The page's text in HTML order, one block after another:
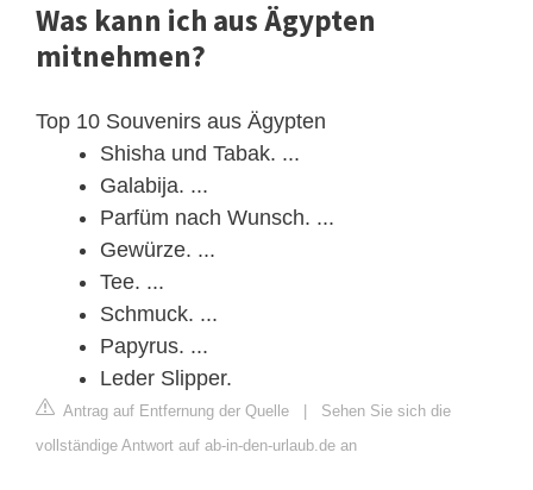
Was kann ich aus Ägypten
mitnehmen?
Top 10 Souvenirs aus Ägypten
Shisha und Tabak. ...
Galabija. ...
Parfüm nach Wunsch. ...
Gewürze. ...
Tee. ...
Schmuck. ...
Papyrus. ...
Leder Slipper.
Antrag auf Entfernung der Quelle
Sehen Sie sich die
vollständige Antwort auf ab-in-den-urlaub.de an